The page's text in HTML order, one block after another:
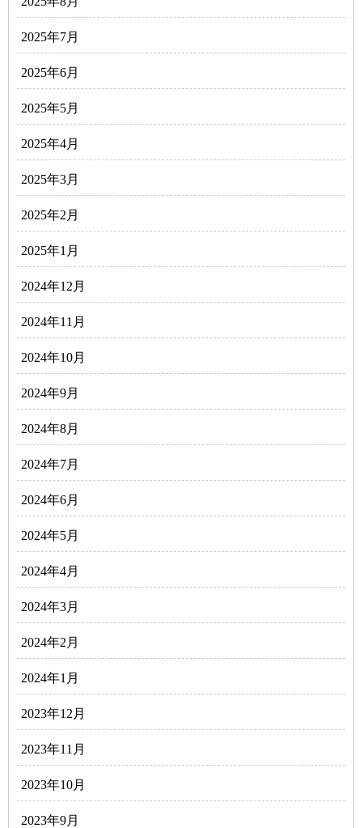
2025年7月
2025年6月
2025年5月
2025年4月
2025年3月
2025年2月
2025年1月
2024年12月
2024年11月
2024年10月
2024年9月
2024年8月
2024年7月
2024年6月
2024年5月
2024年4月
2024年3月
2024年2月
2024年1月
2023年12月
2023年11月
2023年10月
2023年9月